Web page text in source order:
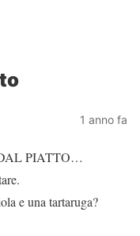
1 anno fa
PIATTO…
e una tartaruga?